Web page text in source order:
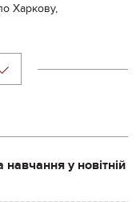
Харкову,
навчання у новітній